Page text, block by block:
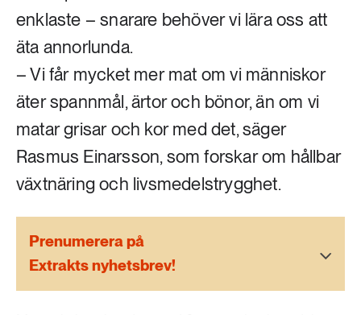
360 ARTIKLAR
Social hållbarhet
189 ARTIKLAR
473 ARTIKLAR
Vatten
enklaste – snarare behöver vi lära oss att
äta annorlunda.
– Vi får mycket mer mat om vi människor
äter spannmål, ärtor och bönor, än om vi
matar grisar och kor med det, säger
Rasmus Einarsson, som forskar om hållbar
växtnäring och livsmedelstrygghet.
Prenumerera på
Extrakts nyhetsbrev!